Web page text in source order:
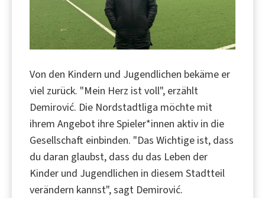
Von den Kindern und Jugendlichen bekäme er
viel zurück. "Mein Herz ist voll", erzählt
Demirović. Die Nordstadtliga möchte mit
ihrem Angebot ihre Spieler*innen aktiv in die
Gesellschaft einbinden. "Das Wichtige ist, dass
du daran glaubst, dass du das Leben der
Kinder und Jugendlichen in diesem Stadtteil
verändern kannst", sagt Demirović.